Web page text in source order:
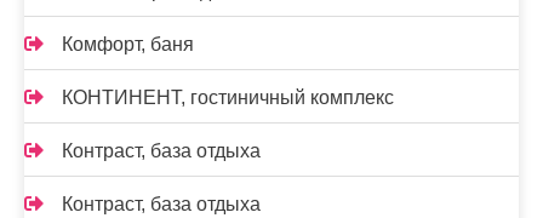
Комфорт, баня
КОНТИНЕНТ, гостиничный комплекс
Контраст, база отдыха
Контраст, база отдыха